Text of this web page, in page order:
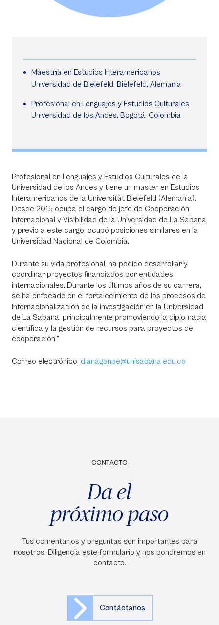
Maestría en Estudios Interamericanos
Universidad de Bielefeld, Bielefeld, Alemania
Profesional en Lenguajes y Estudios Culturales
Universidad de los Andes, Bogotá, Colombia
Profesional en Lenguajes y Estudios Culturales de la
Universidad de los Andes y tiene un master en Estudios
Interamericanos de la Universität Bielefeld (Alemania).
Desde 2015 ocupa el cargo de jefe de Cooperación
Internacional y Visibilidad de la Universidad de La Sabana
y previo a este cargo, ocupó posiciones similares en la
Universidad Nacional de Colombia.
Durante su vida profesional, ha podido desarrollar y
coordinar proyectos financiados por entidades
internacionales. Durante los últimos años de su carrera,
se ha enfocado en el fortalecimiento de los procesos de
internacionalización de la investigación en la Universidad
de La Sabana, principalmente promoviendo la diplomacia
científica y la gestión de recursos para proyectos de
cooperación."
Correo electrónico: dianagonpe@unisabana.edu.co
CONTACTO
Da el
próximo paso
Tus comentarios y preguntas son importantes para
nosotros. Diligencia este formulario y nos pondremos en
contacto.
Contáctanos